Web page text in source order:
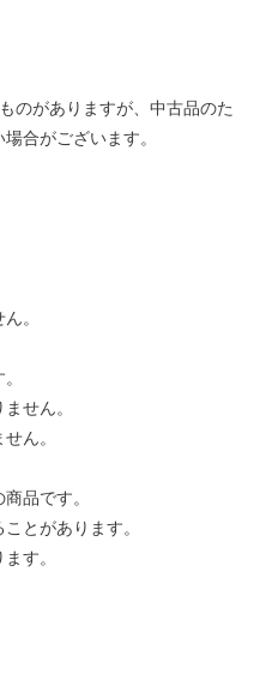
のがありますが、中古品のた
合がございます。
。
せん。
ん。
品です。
とがあります。
す。